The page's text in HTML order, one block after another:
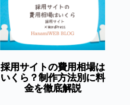
採用サイトの費用相場は
いくら？制作方法別に料
金を徹底解説